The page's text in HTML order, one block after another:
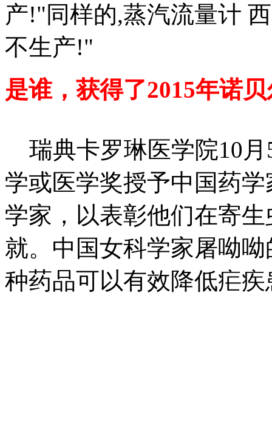
产!"同样的,蒸汽流量计
不生产!"
是谁，获得了2015年诺
瑞典卡罗琳医学院10月
学或医学奖授予中国药
学家，以表彰他们在寄
就。中国女科学家屠呦
种药品可以有效降低疟